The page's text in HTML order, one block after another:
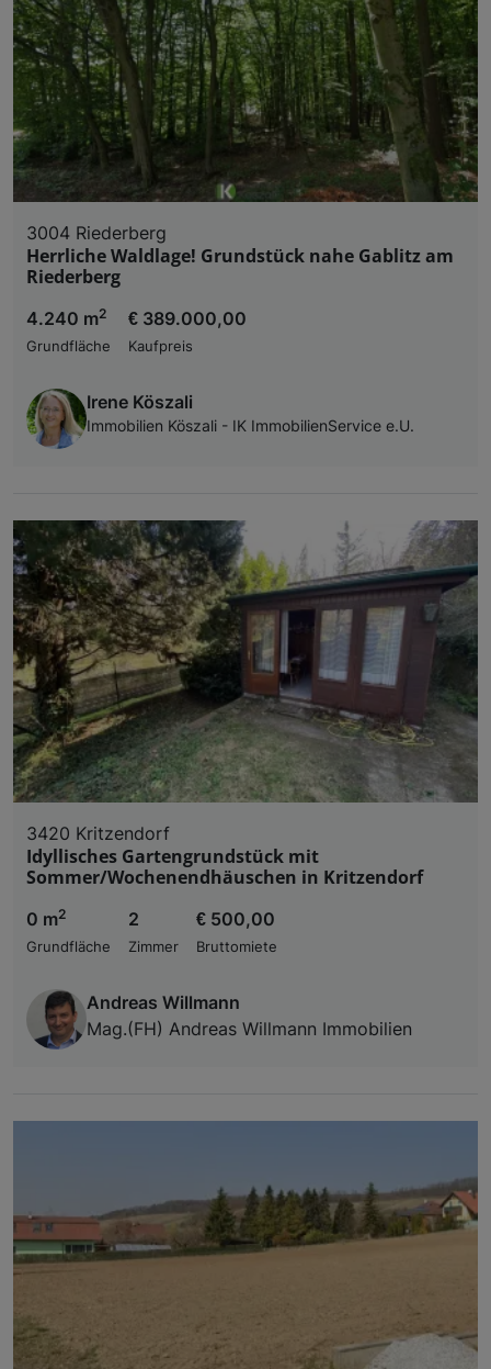
3004 Riederberg
Herrliche Waldlage! Grundstück nahe Gablitz am
Riederberg
4.240 m2
Grundfläche
€ 389.000,00
Kaufpreis
Irene Köszali
Immobilien Köszali - IK ImmobilienService e.U.
3420 Kritzendorf
Idyllisches Gartengrundstück mit
Sommer/Wochenendhäuschen in Kritzendorf
0 m2
Grundfläche
2
Zimmer
€ 500,00
Bruttomiete
Andreas Willmann
Mag.(FH) Andreas Willmann Immobilien